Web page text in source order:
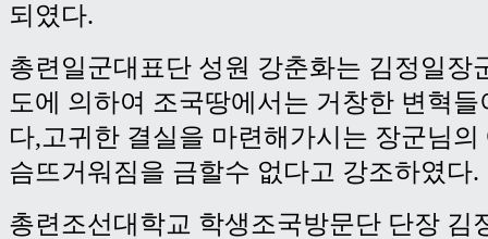
되였다.
총련일군대표단 성원 강춘화는 김정일장
도에 의하여 조국땅에서는 거창한 변혁
다,고귀한 결실을 마련해가시는 장군님
슴뜨거워짐을 금할수 없다고 강조하였다.
총련조선대학교 학생조국방문단 단장 김